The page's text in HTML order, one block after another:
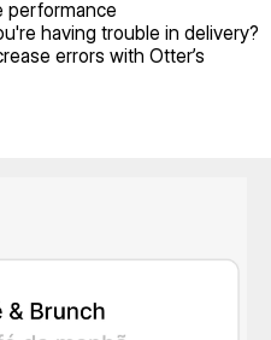
performance
having trouble in delivery?
errors with Otter’s